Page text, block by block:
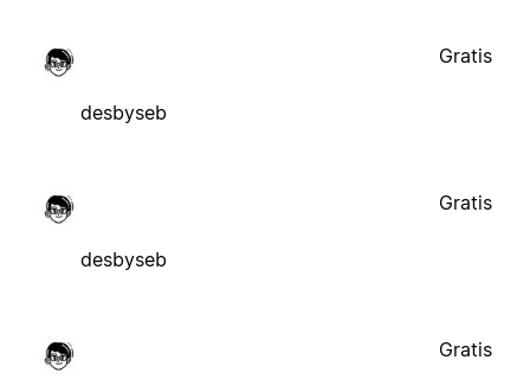
desbyseb
Gratis
desbyseb
Gratis
Gratis